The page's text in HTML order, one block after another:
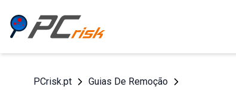
PCrisk.pt Guias De Remoção